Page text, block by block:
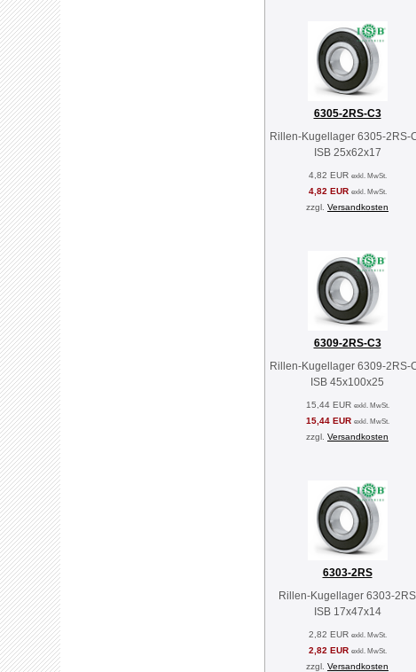
6305-2RS-C3
Rillen-Kugellager 6305-2RS-
ISB 25x62x17
4,82 EUR exkl. MwSt.
4,82 EUR exkl. MwSt.
zzgl. Versandkosten
6309-2RS-C3
Rillen-Kugellager 6309-2RS-
ISB 45x100x25
15,44 EUR exkl. MwSt.
15,44 EUR exkl. MwSt.
zzgl. Versandkosten
6303-2RS
Rillen-Kugellager 6303-2RS
ISB 17x47x14
2,82 EUR exkl. MwSt.
2,82 EUR exkl. MwSt.
zzgl. Versandkosten